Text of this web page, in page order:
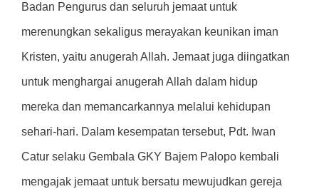
Badan Pengurus dan seluruh jemaat untuk
merenungkan sekaligus merayakan keunikan iman
Kristen, yaitu anugerah Allah. Jemaat juga diingatkan
untuk menghargai anugerah Allah dalam hidup
mereka dan memancarkannya melalui kehidupan
sehari-hari. Dalam kesempatan tersebut, Pdt. Iwan
Catur selaku Gembala GKY Bajem Palopo kembali
mengajak jemaat untuk bersatu mewujudkan gereja